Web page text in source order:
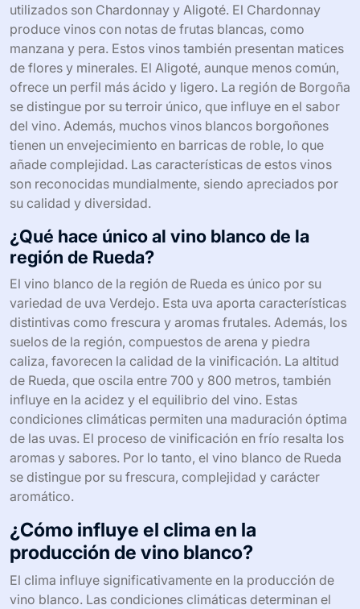
utilizados son Chardonnay y Aligoté. El Chardonnay
produce vinos con notas de frutas blancas, como
manzana y pera. Estos vinos también presentan matices
de flores y minerales. El Aligoté, aunque menos común,
ofrece un perfil más ácido y ligero. La región de Borgoña
se distingue por su terroir único, que influye en el sabor
del vino. Además, muchos vinos blancos borgoñones
tienen un envejecimiento en barricas de roble, lo que
añade complejidad. Las características de estos vinos
son reconocidas mundialmente, siendo apreciados por
su calidad y diversidad.
¿Qué hace único al vino blanco de la
región de Rueda?
El vino blanco de la región de Rueda es único por su
variedad de uva Verdejo. Esta uva aporta características
distintivas como frescura y aromas frutales. Además, los
suelos de la región, compuestos de arena y piedra
caliza, favorecen la calidad de la vinificación. La altitud
de Rueda, que oscila entre 700 y 800 metros, también
influye en la acidez y el equilibrio del vino. Estas
condiciones climáticas permiten una maduración óptima
de las uvas. El proceso de vinificación en frío resalta los
aromas y sabores. Por lo tanto, el vino blanco de Rueda
se distingue por su frescura, complejidad y carácter
aromático.
¿Cómo influye el clima en la
producción de vino blanco?
El clima influye significativamente en la producción de
vino blanco. Las condiciones climáticas determinan el